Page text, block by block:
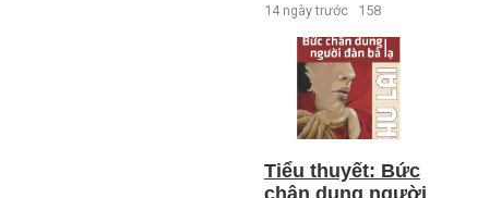
14 ngày trước 158
Tiểu thuyết: Bức